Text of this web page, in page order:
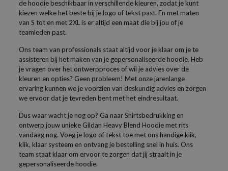
de hoodie beschikbaar in verschillende kleuren, zodat je kunt
kiezen welke het beste bij je logo of tekst past. En met maten
van S tot en met 2XL is er altijd een maat die bij jou of je
teamleden past.
Ons team van professionals staat altijd voor je klaar om je te
assisteren bij het maken van je gepersonaliseerde hoodie. Heb
je vragen over het ontwerpproces of wil je advies over de
kleuren en opties? Geen probleem! Met onze jarenlange
ervaring kunnen we je voorzien van deskundig advies en zorgen
we ervoor dat je tevreden bent met het eindresultaat.
Dus waar wacht je nog op? Ga naar Shirtsbedrukking en
ontwerp jouw unieke Gildan Heavy Blend Hoodie met rits
vandaag nog. Voeg je logo of tekst toe met ons handige klik,
klik, klaar systeem en ontvang je bestelling snel in huis. Ons
team staat klaar om ervoor te zorgen dat jij straalt in je
gepersonaliseerde hoodie.